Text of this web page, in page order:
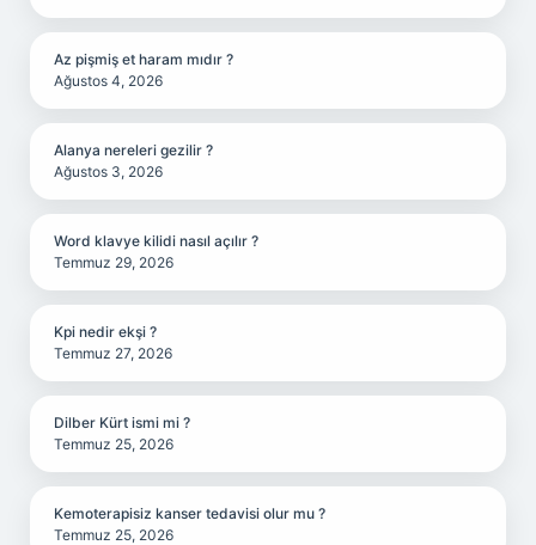
Az pişmiş et haram mıdır ?
Ağustos 4, 2026
Alanya nereleri gezilir ?
Ağustos 3, 2026
Word klavye kilidi nasıl açılır ?
Temmuz 29, 2026
Kpi nedir ekşi ?
Temmuz 27, 2026
Dilber Kürt ismi mi ?
Temmuz 25, 2026
Kemoterapisiz kanser tedavisi olur mu ?
Temmuz 25, 2026